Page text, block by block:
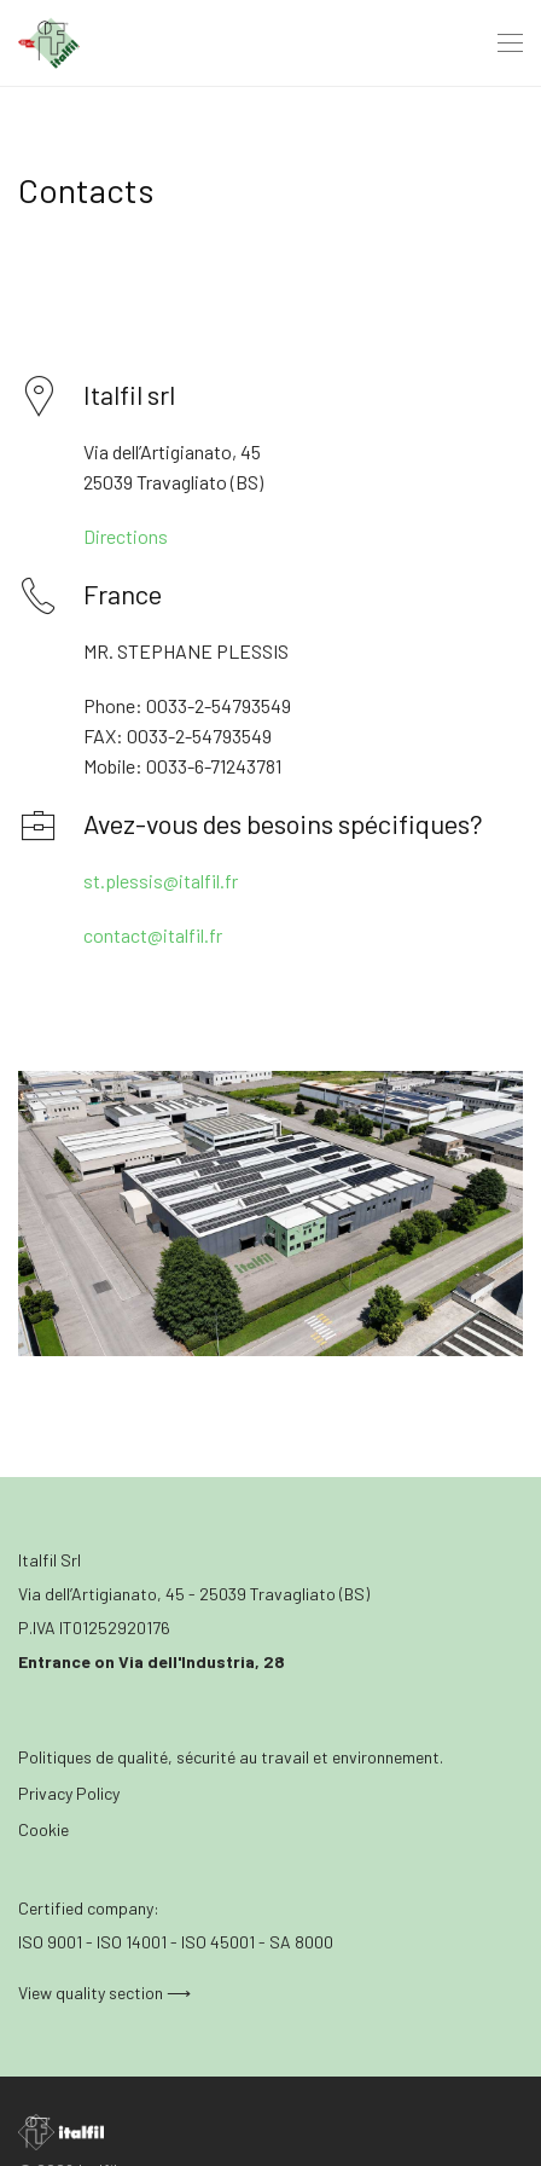
Contacts
Italfil srl
Via dell’Artigianato, 45
25039 Travagliato (BS)
Directions
France
MR. STEPHANE PLESSIS
Phone: 0033-2-54793549
FAX: 0033-2-54793549
Mobile: 0033-6-71243781
Avez-vous des besoins spécifiques?
st.plessis@italfil.fr
contact@italfil.fr
Italfil Srl
Via dell’Artigianato, 45 - 25039 Travagliato (BS)
P.IVA IT01252920176
Entrance on Via dell'Industria, 28
Politiques de qualité, sécurité au travail et environnement.
Privacy Policy
Cookie
Certified company:
ISO 9001 - ISO 14001 - ISO 45001 - SA 8000
View quality section ⟶